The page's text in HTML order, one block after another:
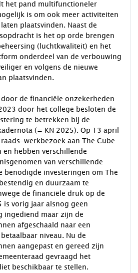
het pand multifunctioneler
is om ook meer activiteiten
plaatsvinden. Naast de
is het op orde brengen
(luchtkwaliteit) en het
onderdeel van de verbouwing
en volgens de nieuwe
plaatsvinden.
de financiële onzekerheden
door het college besloten de
te betrekken bij de
(= KN 2025). Op 13 april
werkbezoek aan The Cube
en hebben verschillende
van verschillende
benodigde investeringen om The
en duurzaam te
de financiële druk op de
is vorig jaar alsnog geen
ingediend maar zijn de
afgeschaald naar een
niveau. Nu de
aangepast en gereed zijn
gevraagd het
beschikbaar te stellen.